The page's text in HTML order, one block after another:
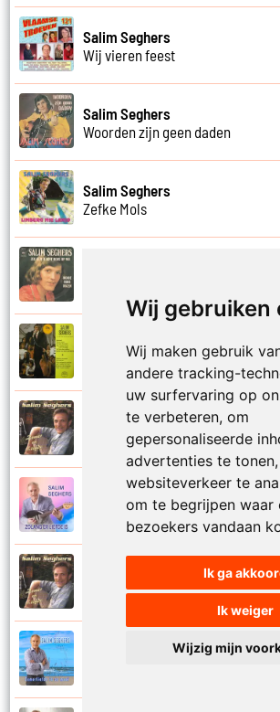
Wij gebruiken
Wij maken gebruik
andere tracking-
uw surfervaring op
te verbeteren, om
gepersonaliseerde
advertenties te
websiteverkeer te
om te begrijpen waar
bezoekers vandaan
Ik ga
Ik weiger
Wijzig mijn
Salim Seghers
Wij vieren feest
Salim Seghers
Woorden zijn geen daden
Salim Seghers
Zefke Mols
Salim Seghers
Zeg me dan niet nee
Salim Seghers
Zeven nachten geef ik jou
Salim Seghers
Zolang er liefde is
Zomer en liefde